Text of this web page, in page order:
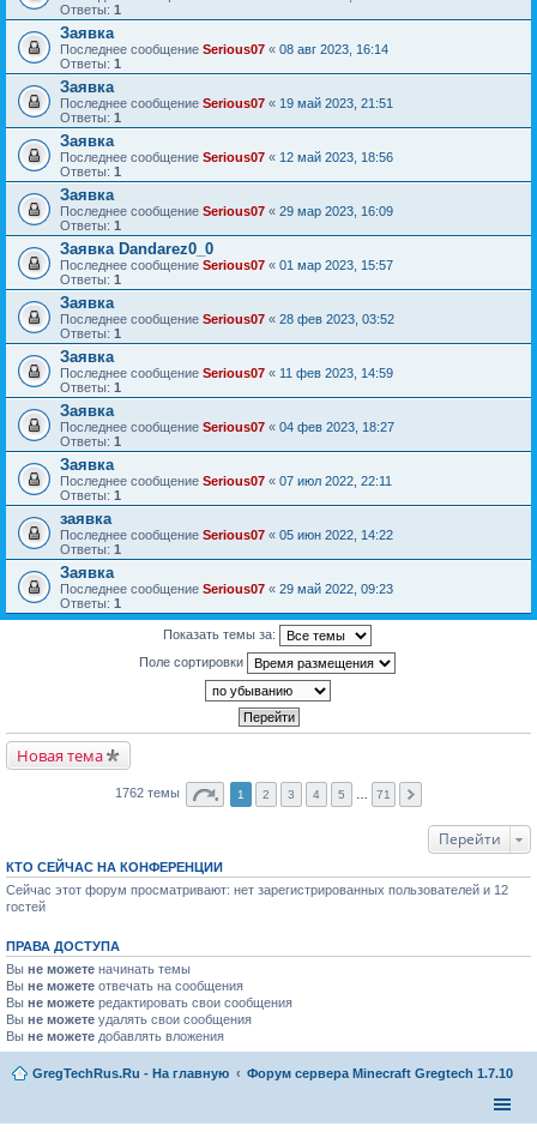
Ответы: 1
Заявка
Последнее сообщение Serious07 « 08 авг 2023, 16:14
Ответы: 1
Заявка
Последнее сообщение Serious07 « 19 май 2023, 21:51
Ответы: 1
Заявка
Последнее сообщение Serious07 « 12 май 2023, 18:56
Ответы: 1
Заявка
Последнее сообщение Serious07 « 29 мар 2023, 16:09
Ответы: 1
Заявка Dandarez0_0
Последнее сообщение Serious07 « 01 мар 2023, 15:57
Ответы: 1
Заявка
Последнее сообщение Serious07 « 28 фев 2023, 03:52
Ответы: 1
Заявка
Последнее сообщение Serious07 « 11 фев 2023, 14:59
Ответы: 1
Заявка
Последнее сообщение Serious07 « 04 фев 2023, 18:27
Ответы: 1
Заявка
Последнее сообщение Serious07 « 07 июл 2022, 22:11
Ответы: 1
заявка
Последнее сообщение Serious07 « 05 июн 2022, 14:22
Ответы: 1
Заявка
Последнее сообщение Serious07 « 29 май 2022, 09:23
Ответы: 1
Показать темы за:
Поле сортировки
Новая тема
1762 темы 1 2 3 4 5 71
Перейти
КТО СЕЙЧАС НА КОНФЕРЕНЦИИ
Сейчас этот форум просматривают: нет зарегистрированных пользователей и 12
гостей
ПРАВА ДОСТУПА
Вы не можете начинать темы
Вы не можете отвечать на сообщения
Вы не можете редактировать свои сообщения
Вы не можете удалять свои сообщения
Вы не можете добавлять вложения
GregTechRus.Ru - На главную Форум сервера Minecraft Gregtech 1.7.10